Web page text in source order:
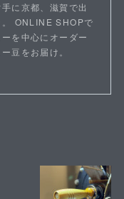
に京都、滋賀で出
。 ONLINE SHOPで
を中心にオーダー
豆をお届け。